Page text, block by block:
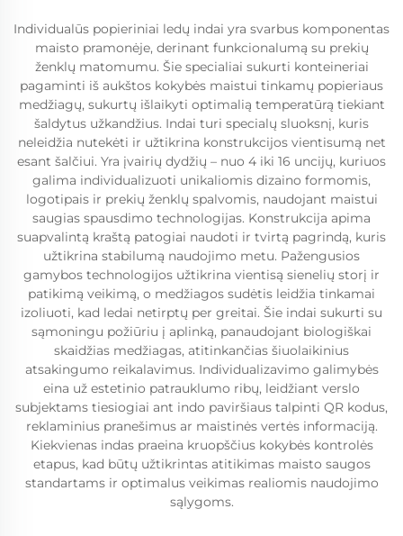
Individualūs popieriniai ledų indai yra svarbus komponentas
maisto pramonėje, derinant funkcionalumą su prekių
ženklų matomumu. Šie specialiai sukurti konteineriai
pagaminti iš aukštos kokybės maistui tinkamų popieriaus
medžiagų, sukurtų išlaikyti optimalią temperatūrą tiekiant
šaldytus užkandžius. Indai turi specialų sluoksnį, kuris
neleidžia nutekėti ir užtikrina konstrukcijos vientisumą net
esant šalčiui. Yra įvairių dydžių – nuo 4 iki 16 uncijų, kuriuos
galima individualizuoti unikaliomis dizaino formomis,
logotipais ir prekių ženklų spalvomis, naudojant maistui
saugias spausdimo technologijas. Konstrukcija apima
suapvalintą kraštą patogiai naudoti ir tvirtą pagrindą, kuris
užtikrina stabilumą naudojimo metu. Pažengusios
gamybos technologijos užtikrina vientisą sienelių storį ir
patikimą veikimą, o medžiagos sudėtis leidžia tinkamai
izoliuoti, kad ledai netirptų per greitai. Šie indai sukurti su
sąmoningu požiūriu į aplinką, panaudojant biologiškai
skaidžias medžiagas, atitinkančias šiuolaikinius
atsakingumo reikalavimus. Individualizavimo galimybės
eina už estetinio patrauklumo ribų, leidžiant verslo
subjektams tiesiogiai ant indo paviršiaus talpinti QR kodus,
reklaminius pranešimus ar maistinės vertės informaciją.
Kiekvienas indas praeina kruopščius kokybės kontrolės
etapus, kad būtų užtikrintas atitikimas maisto saugos
standartams ir optimalus veikimas realiomis naudojimo
sąlygoms.